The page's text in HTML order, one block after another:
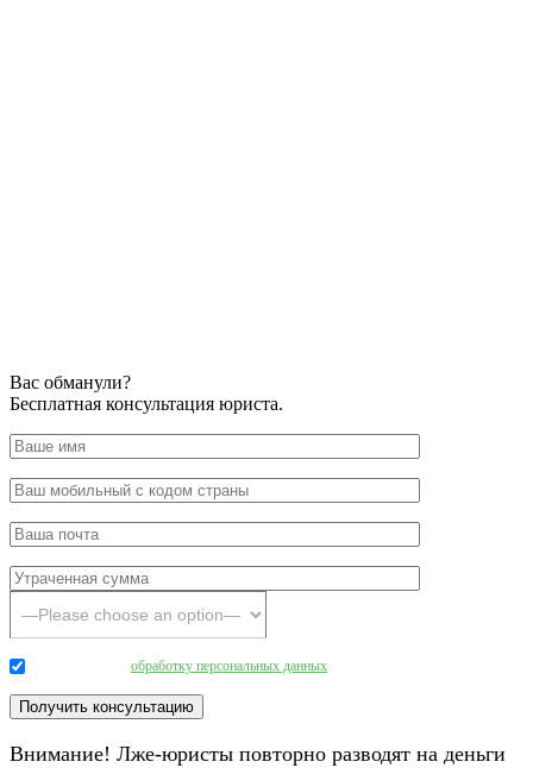
Вас обманули?
Бесплатная консультация юриста.
обработку персональных данных
Внимание! Лже-юристы повторно разводят на деньги